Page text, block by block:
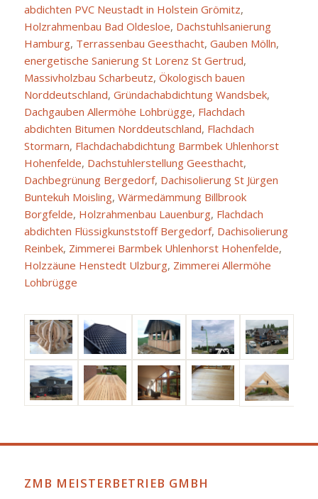
abdichten PVC Neustadt in Holstein Grömitz,
Holzrahmenbau Bad Oldesloe, Dachstuhlsanierung
Hamburg, Terrassenbau Geesthacht, Gauben Mölln,
energetische Sanierung St Lorenz St Gertrud,
Massivholzbau Scharbeutz, Ökologisch bauen
Norddeutschland, Gründachabdichtung Wandsbek,
Dachgauben Allermöhe Lohbrügge, Flachdach
abdichten Bitumen Norddeutschland, Flachdach
Stormarn, Flachdachabdichtung Barmbek Uhlenhorst
Hohenfelde, Dachstuhlerstellung Geesthacht,
Dachbegrünung Bergedorf, Dachisolierung St Jürgen
Buntekuh Moisling, Wärmedämmung Billbrook
Borgfelde, Holzrahmenbau Lauenburg, Flachdach
abdichten Flüssigkunststoff Bergedorf, Dachisolierung
Reinbek, Zimmerei Barmbek Uhlenhorst Hohenfelde,
Holzzäune Henstedt Ulzburg, Zimmerei Allermöhe
Lohbrügge
ZMB MEISTERBETRIEB GMBH